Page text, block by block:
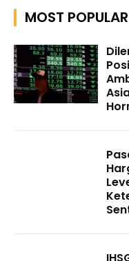
MOST POPULAR